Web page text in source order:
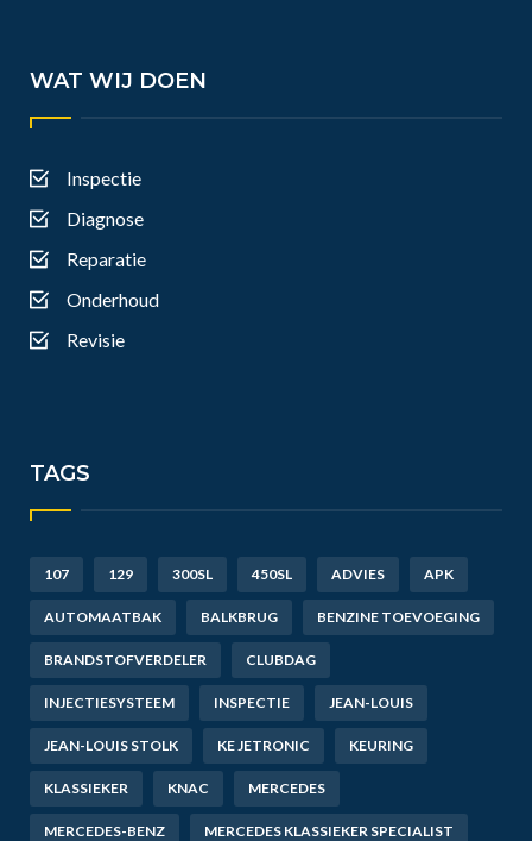
WAT WIJ DOEN
Inspectie
Diagnose
Reparatie
Onderhoud
Revisie
TAGS
107 129 300SL 450SL ADVIES APK
AUTOMAATBAK BALKBRUG BENZINE TOEVOEGING
BRANDSTOFVERDELER CLUBDAG
INJECTIESYSTEEM INSPECTIE JEAN-LOUIS
JEAN-LOUIS STOLK KE JETRONIC KEURING
KLASSIEKER KNAC MERCEDES
MERCEDES-BENZ MERCEDES KLASSIEKER SPECIALIST